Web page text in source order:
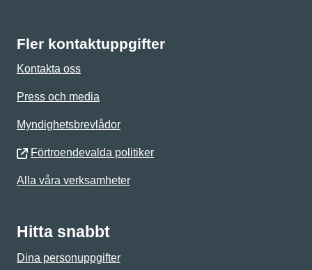
Fler kontaktuppgifter
Kontakta oss
Press och media
Myndighetsbrevlådor
Förtroendevalda politiker
Alla våra verksamheter
Hitta snabbt
Dina personuppgifter